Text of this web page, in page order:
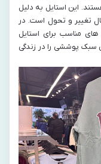
این استایل به دلیل
تغییر و تحول است. در
مناسب برای استایل
سبک پوششی را در زندگی